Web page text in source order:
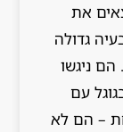
את
גדולה
הם ניגשו
עם
– הם לא